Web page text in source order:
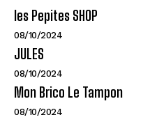
les Pepites SHOP
08/10/2024
JULES
08/10/2024
Mon Brico Le Tampon
08/10/2024